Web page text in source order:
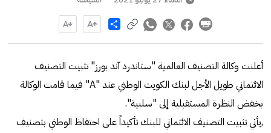
Share
أعلنت وكالة التصنيف العالمية "ستاندرد آند بورز" تثبيت التصنيف
الائتماني طويل الأجل لبنك الكويت الوطني عند "A" فيما قامت الوكالة
بخفض النظرة المستقبلية إلى "سلبية".
,يأتي تثبيت التصنيف الائتماني للبنك تأكيداً على احتفاظ الوطني بتصنيف